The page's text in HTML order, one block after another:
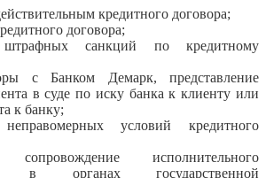
кредитного договора;
договора;
штрафных санкций по кредитному
с Банком Демарк, представление
в суде по иску банка к клиенту или
к банку;
неправомерных условий кредитного
сопровождение исполнительного
в органах государственной